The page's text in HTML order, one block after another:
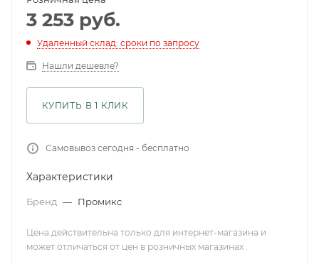
3 253 руб.
Удаленный склад: сроки по запросу
Нашли дешевле?
КУПИТЬ В 1 КЛИК
Самовывоз сегодня - бесплатно
Характеристики
Бренд — Промикс
Цена действительна только для интернет-магазина и
может отличаться от цен в розничных магазинах .